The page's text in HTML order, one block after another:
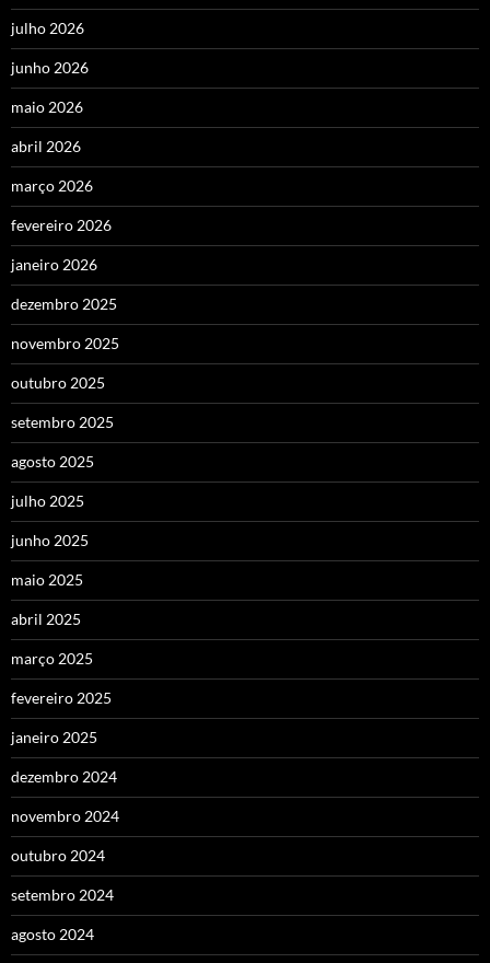
julho 2026
junho 2026
maio 2026
abril 2026
março 2026
fevereiro 2026
janeiro 2026
dezembro 2025
novembro 2025
outubro 2025
setembro 2025
agosto 2025
julho 2025
junho 2025
maio 2025
abril 2025
março 2025
fevereiro 2025
janeiro 2025
dezembro 2024
novembro 2024
outubro 2024
setembro 2024
agosto 2024